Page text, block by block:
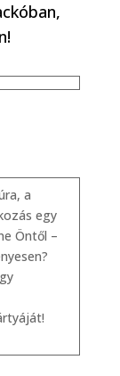
a
egy
Öntől –